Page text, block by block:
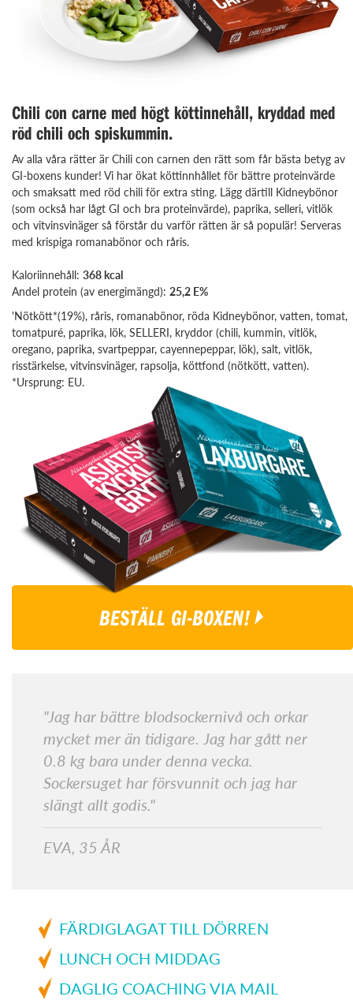
Chili con carne med högt köttinnehåll, kryddad med
röd chili och spiskummin.
Av alla våra rätter är Chili con carnen den rätt som får bästa betyg av
GI-boxens kunder! Vi har ökat köttinnhållet för bättre proteinvärde
och smaksatt med röd chili för extra sting. Lägg därtill Kidneybönor
(som också har lågt GI och bra proteinvärde), paprika, selleri, vitlök
och vitvinsvinäger så förstår du varför rätten är så populär! Serveras
med krispiga romanabönor och råris.
Kaloriinnehåll: 368 kcal
Andel protein (av energimängd): 25,2 E%
'Nötkött*(19%), råris, romanabönor, röda Kidneybönor, vatten, tomat,
tomatpuré, paprika, lök, SELLERI, kryddor (chili, kummin, vitlök,
oregano, paprika, svartpeppar, cayennepeppar, lök), salt, vitlök,
risstärkelse, vitvinsvinäger, rapsolja, köttfond (nötkött, vatten).
*Ursprung: EU.
BESTÄLL GI-BOXEN!
"Jag har bättre blodsockernivå och orkar
mycket mer än tidigare. Jag har gått ner
0.8 kg bara under denna vecka.
Sockersuget har försvunnit och jag har
slängt allt godis."
EVA, 35 ÅR
FÄRDIGLAGAT TILL DÖRREN
LUNCH OCH MIDDAG
DAGLIG COACHING VIA MAIL